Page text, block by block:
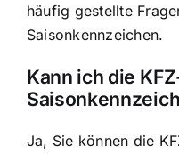
häufig gestellte
Saisonkennzeichen.
Kann ich die
Ja, Sie können die